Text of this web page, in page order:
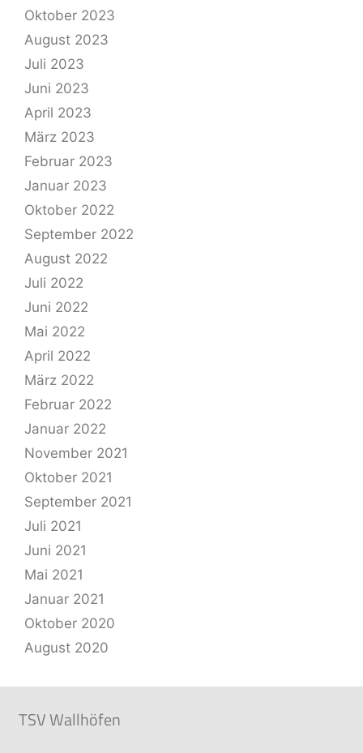
Oktober 2023
August 2023
Juli 2023
Juni 2023
April 2023
März 2023
Februar 2023
Januar 2023
Oktober 2022
September 2022
August 2022
Juli 2022
Juni 2022
Mai 2022
April 2022
März 2022
Februar 2022
Januar 2022
November 2021
Oktober 2021
September 2021
Juli 2021
Juni 2021
Mai 2021
Januar 2021
Oktober 2020
August 2020
TSV Wallhöfen